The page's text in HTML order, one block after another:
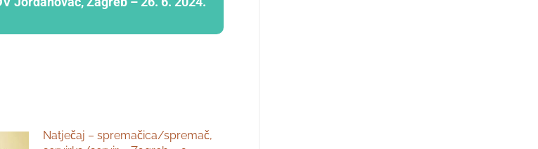
Natječaj – spremačica/spremač,